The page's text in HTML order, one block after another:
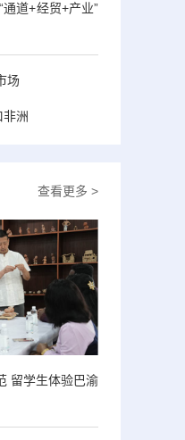
道+经贸+产业”
场
非洲
查看更多 >
留学生体验巴渝